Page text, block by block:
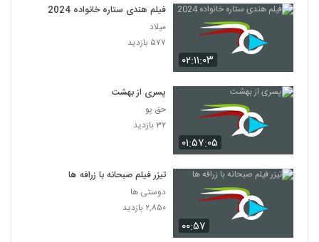
فیلم هندی (جنگجوی ستايش نشده)
فیلم هندی (بازی خطرناک )
فیلم هندی (اتفاق)
سریال (ایلجیما) قسمت نوزدهم
فیلم هندی ( گلوله آتش )
۰۲:۱۱:۰۳
فیلم هندی ستاره خانواده 2024
میلاد
۵۷۷ بازدید
۰۱:۵۷:۰۵
پسری از بهشت
حق پو
۳۲ بازدید
۰۰:۵۷
تیزر فیلم صبحانه با زرافه ها
دوستی ها
۲,۸۵۰ بازدید